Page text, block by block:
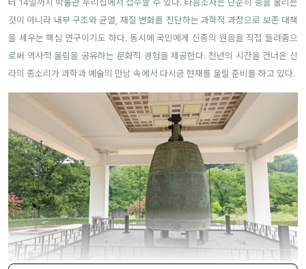
것이 아니라 내부 구조와 균열, 재질 변화를 진단하는 과학적 과정으로 보존 대책
을 세우는 핵심 연구이기도 하다. 동시에 국민에게 신종의 원음을 직접 들려줌으
로써 역사적 울림을 공유하는 문화적 경험을 제공한다. 천년의 시간을 건너온 신
라의 종소리가 과학과 예술의 만남 속에서 다시금 현재를 울릴 준비를 하고 있다.